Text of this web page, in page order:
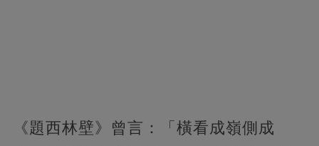
《題西林壁》曾言：「橫看成嶺側成